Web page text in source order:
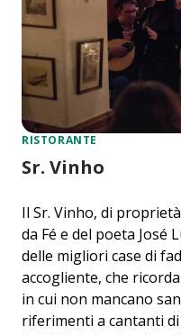
RISTORANTE
Sr. Vinho
Il Sr. Vinho, di
da Fé e del poeta José
delle migliori case di
accogliente, che
in cui non mancano
riferimenti a cantanti